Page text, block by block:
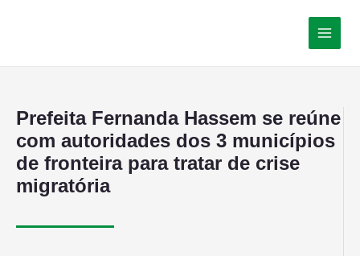
Prefeita Fernanda Hassem se reúne
com autoridades dos 3 municípios
de fronteira para tratar de crise
migratória